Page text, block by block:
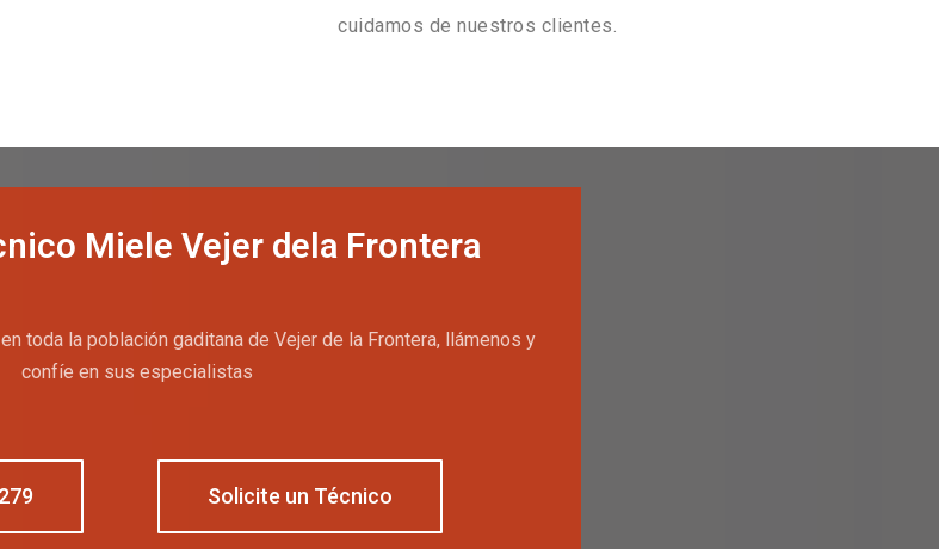
cuidamos de nuestros clientes.
Miele Vejer dela Frontera
toda la población gaditana de Vejer de la Frontera, llámenos y
confíe en sus especialistas
Solicite un Técnico